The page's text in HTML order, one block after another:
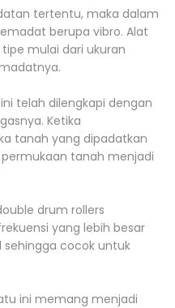
tertentu, maka dalam
berupa vibro. Alat
mulai dari ukuran
telah dilengkapi dengan
Ketika
tanah yang dipadatkan
tanah menjadi
drum rollers
yang lebih besar
sehingga cocok untuk
ini memang menjadi